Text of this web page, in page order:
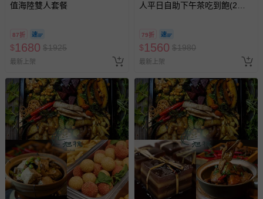
值海陸雙人套餐
87折
$1680 $1925
最新上架
人平日自助下午茶吃到飽(2張
79折
$1560 $1980
最新上架